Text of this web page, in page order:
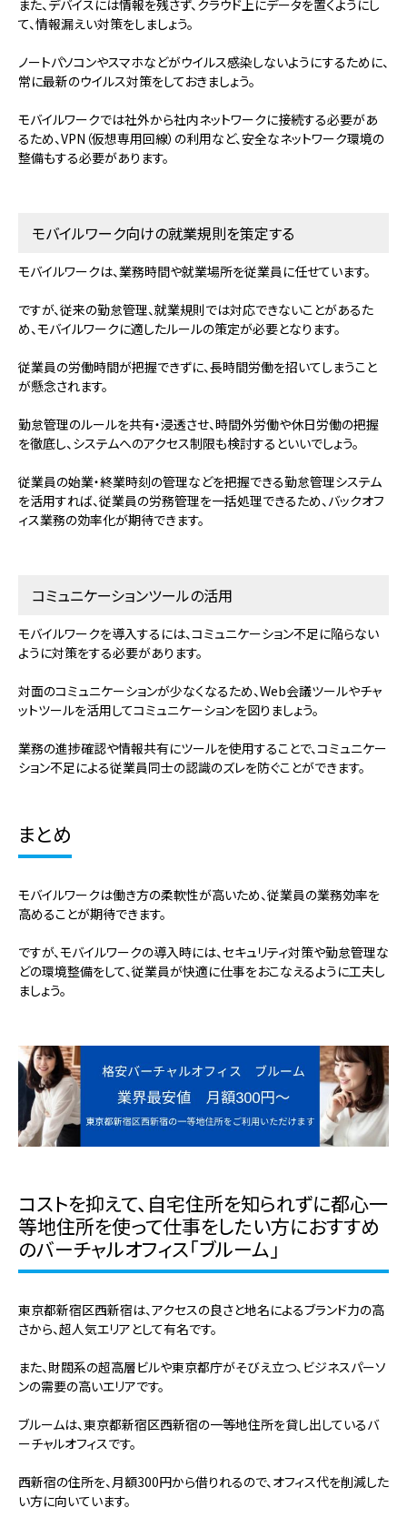
また、デバイスには情報を残さず、クラウド上にデータを置くようにし
て、情報漏えい対策をしましょう。
ノートパソコンやスマホなどがウイルス感染しないようにするために、
常に最新のウイルス対策をしておきましょう。
モバイルワークでは社外から社内ネットワークに接続する必要があ
るため、VPN（仮想専用回線）の利用など、安全なネットワーク環境の
整備もする必要があります。
モバイルワーク向けの就業規則を策定する
モバイルワークは、業務時間や就業場所を従業員に任せています。
ですが、従来の勤怠管理、就業規則では対応できないことがあるた
め、モバイルワークに適したルールの策定が必要となります。
従業員の労働時間が把握できずに、長時間労働を招いてしまうこと
が懸念されます。
勤怠管理のルールを共有・浸透させ、時間外労働や休日労働の把握
を徹底し、システムへのアクセス制限も検討するといいでしょう。
従業員の始業・終業時刻の管理などを把握できる勤怠管理システム
を活用すれば、従業員の労務管理を一括処理できるため、バックオフ
ィス業務の効率化が期待できます。
コミュニケーションツールの活用
モバイルワークを導入するには、コミュニケーション不足に陥らない
ように対策をする必要があります。
対面のコミュニケーションが少なくなるため、Web会議ツールやチャ
ットツールを活用してコミュニケーションを図りましょう。
業務の進捗確認や情報共有にツールを使用することで、コミュニケー
ション不足による従業員同士の認識のズレを防ぐことができます。
まとめ
モバイルワークは働き方の柔軟性が高いため、従業員の業務効率を
高めることが期待できます。
ですが、モバイルワークの導入時には、セキュリティ対策や勤怠管理な
どの環境整備をして、従業員が快適に仕事をおこなえるように工夫し
ましょう。
コストを抑えて、自宅住所を知られずに都心一
等地住所を使って仕事をしたい方におすすめ
のバーチャルオフィス「ブルーム」
東京都新宿区西新宿は、アクセスの良さと地名によるブランド力の高
さから、超人気エリアとして有名です。
また、財閥系の超高層ビルや東京都庁がそびえ立つ、ビジネスパーソ
ンの需要の高いエリアです。
ブルームは、東京都新宿区西新宿の一等地住所を貸し出しているバ
ーチャルオフィスです。
西新宿の住所を、月額300円から借りれるので、オフィス代を削減した
い方に向いています。